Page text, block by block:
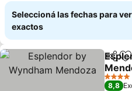
Seleccioná las fechas para
exactos
Ver
4
8,8